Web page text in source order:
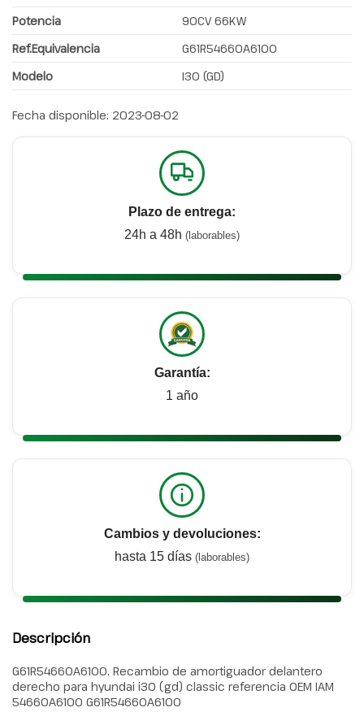
Potencia
90CV 66KW
Ref.Equivalencia
G61R54660A6100
Modelo
I30 (GD)
Fecha disponible: 2023-08-02
Plazo de entrega:
24h a 48h (laborables)
Garantía:
1 año
Cambios y devoluciones:
hasta 15 días (laborables)
Descripción
G61R54660A6100. Recambio de amortiguador delantero
derecho para hyundai i30 (gd) classic referencia OEM IAM
54660A6100 G61R54660A6100